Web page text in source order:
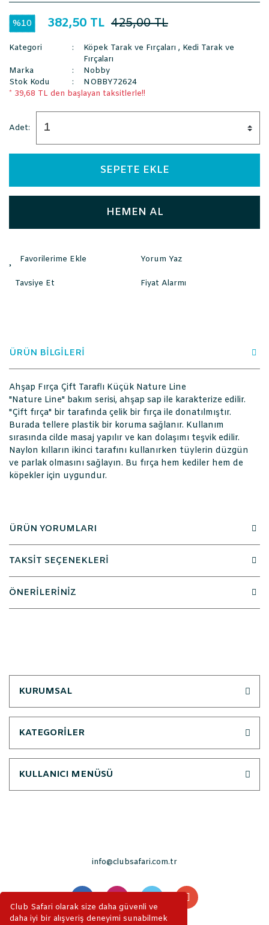
Club Safari olarak size daha güvenli ve
daha iyi bir alışveriş deneyimi sunabilmek
%10 382,50 TL 425,00 TL
Kategori Köpek Tarak ve Fırçaları , Kedi Tarak ve
Fırçaları
Marka
Nobby
Stok Kodu
NOBBY72624
* 39,68 TL den başlayan taksitlerle!!
Adet:
SEPETE EKLE
HEMEN AL
Yorum Yaz
Tavsiye Et Fiyat Alarmı
ÜRÜN BİLGİLERİ
Ahşap Fırça Çift Taraflı Küçük Nature Line
"Nature Line" bakım serisi, ahşap sap ile karakterize edilir.
"Çift fırça" bir tarafında çelik bir fırça ile donatılmıştır.
Burada tellere plastik bir koruma sağlanır. Kullanım
sırasında cilde masaj yapılır ve kan dolaşımı teşvik edilir.
Naylon kılların ikinci tarafını kullanırken tüylerin düzgün
ve parlak olmasını sağlayın. Bu fırça hem kediler hem de
köpekler için uygundur.
ÜRÜN YORUMLARI
TAKSİT SEÇENEKLERİ
ÖNERİLERİNİZ
KURUMSAL
KATEGORİLER
KULLANICI MENÜSÜ
info@clubsafari.com.tr